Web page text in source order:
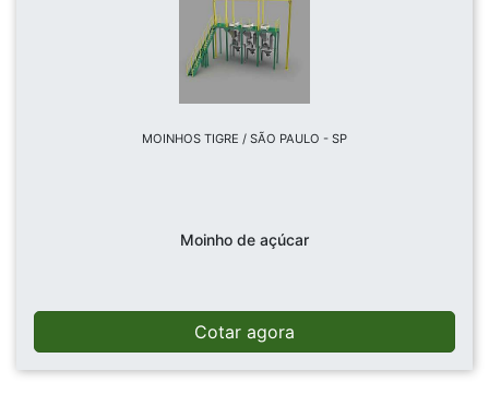
MOINHOS TIGRE / SÃO PAULO - SP
Moinho de açúcar
Cotar agora